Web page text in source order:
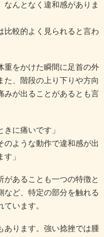
なんとなく違和感がありま
比較的よく見られると言わ
重をかけた瞬間に足首の外
た、階段の上り下りや方向
みが出ることがあるとも言
に痛いです」
のような動作で違和感が出
」
があることも一つの特徴と
など、特定の部分を触れる
います。
あります。強い捻挫では腫